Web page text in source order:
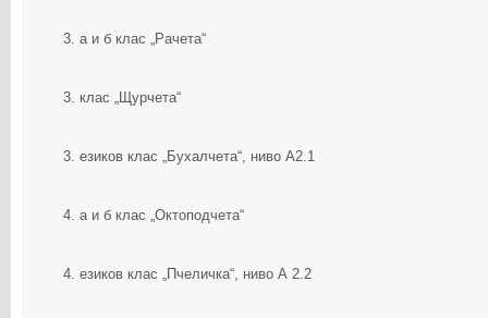
3. а и б клас „Рачета“
3. клас „Щурчета“
3. езиков клас „Бухалчета“, ниво А2.1
4. а и б клас „Октоподчета“
4. езиков клас „Пчеличка“, ниво А 2.2